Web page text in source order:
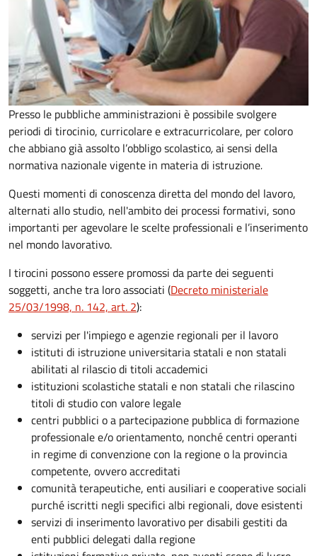
Presso le pubbliche amministrazioni è possibile svolgere
periodi di tirocinio, curricolare e extracurricolare, per coloro
che abbiano già assolto l’obbligo scolastico,ai sensi della
normativa nazionale vigente in materia di istruzione.
Questi momenti di conoscenza diretta del mondo del lavoro,
alternati allo studio, nell'ambito dei processi formativi, sono
importanti per agevolare le scelte professionali e l’inserimento
nel mondo lavorativo.
I tirocini possono essere promossi da parte dei seguenti
soggetti, anche tra loro associati (Decreto ministeriale
25/03/1998, n. 142, art. 2):
servizi per l'impiego e agenzie regionali per il lavoro
istituti di istruzione universitaria statali e non statali
abilitati al rilascio di titoli accademici
istituzioni scolastiche statali e non statali che rilascino
titoli di studio con valore legale
centri pubblici o a partecipazione pubblica di formazione
professionale e/o orientamento, nonché centri operanti
in regime di convenzione con la regione o la provincia
competente, ovvero accreditati
comunità terapeutiche, enti ausiliari e cooperative sociali
purché iscritti negli specifici albi regionali, dove esistenti
servizi di inserimento lavorativo per disabili gestiti da
enti pubblici delegati dalla regione